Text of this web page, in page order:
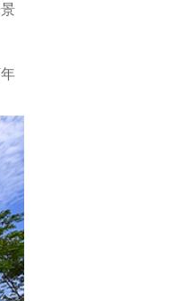
尔
经
次
扩
厂，
原
名
是
大
和
制